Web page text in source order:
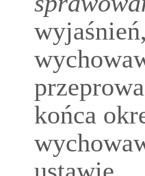
końca